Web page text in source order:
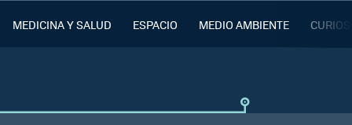
MEDICINA Y SALUD ESPACIO MEDIO AMBIENTE